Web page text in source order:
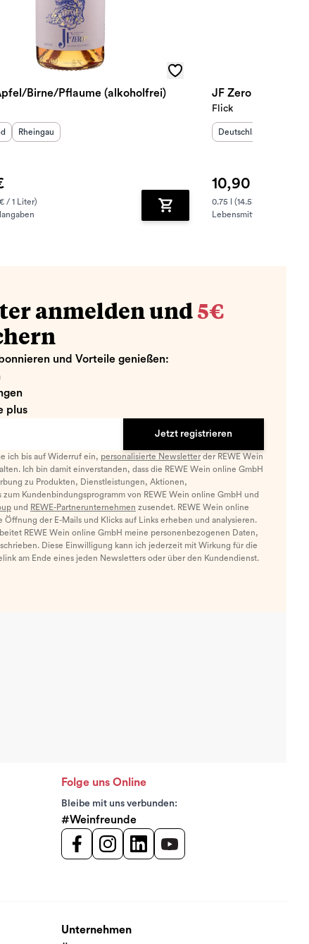
Birne/Pflaume (alkoholfrei)
Herkunftsregion
Rheingau
/ 1 Liter)
Zum Warenkorb hinzufügen
JF Zero Birne/
Flick
Herkunftsland
Deutschland
10,90 €
0.75 l (14.53 € / 1 Liter)
Lebensmittelangaben
anmelden und 5€
und Vorteile genießen:
plus
Jetzt registrieren
ich bis auf Widerruf ein, personalisierte Newsletterder REWE Wein
Ich bin damit einverstanden, dass die REWE Wein online GmbH
zu Produkten, Dienstleistungen, Aktionen,
Kundenbindungsprogramm von REWE Wein online GmbH und
und REWE-Partnerunternehmen zusendet. REWE Wein online
der E-Mails und Klicks auf Links erheben und analysieren.
REWE Wein online GmbH meine personenbezogenen Daten,
Diese Einwilligung kann ich jederzeit mit Wirkung für die
am Ende eines jeden Newsletters oder über den Kundendienst.
Folge uns Online
Bleibe mit uns verbunden:
#Weinfreunde
Unternehmen